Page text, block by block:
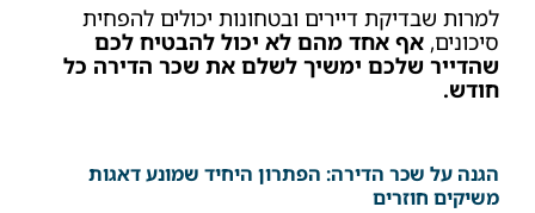
למרות שבדיקת דיירים ובטחונות יכולים להפחית
סיכונים, אף אחד מהם לא יכול להבטיח לכם
שהדייר שלכם ימשיך לשלם את שכר הדירה כל
חודש.
הגנה על שכר הדירה: הפתרון היחיד שמונע דאגות
משיקים חוזרים